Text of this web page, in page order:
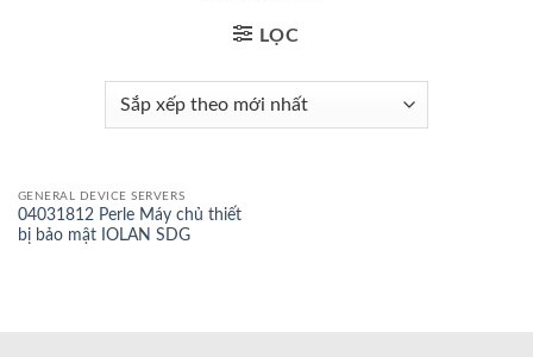
LỌC
GENERAL DEVICE SERVERS
04031812 Perle Máy chủ thiết
bị bảo mật IOLAN SDG